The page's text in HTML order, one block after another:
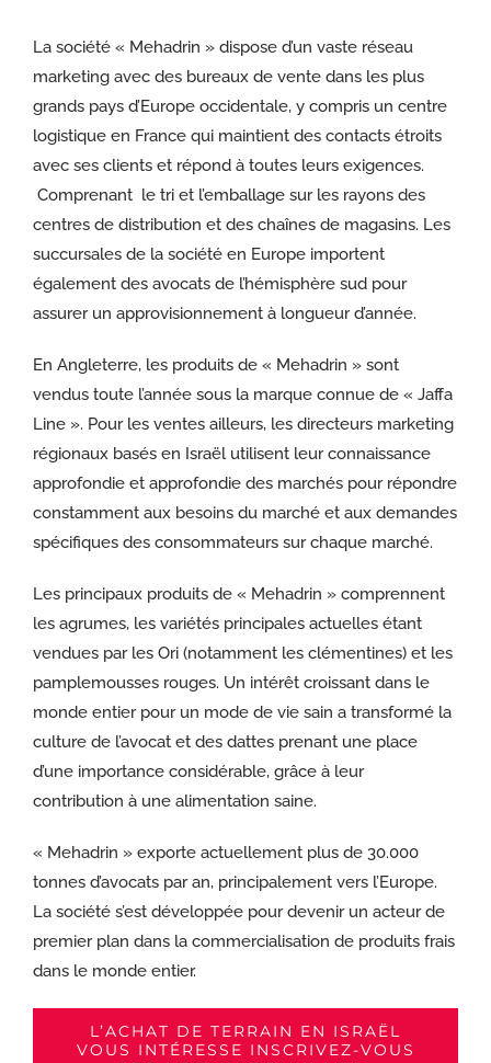
La société « Mehadrin » dispose d’un vaste réseau
marketing avec des bureaux de vente dans les plus
grands pays d’Europe occidentale, y compris un centre
logistique en France qui maintient des contacts étroits
avec ses clients et répond à toutes leurs exigences.
Comprenant le tri et l’emballage sur les rayons des
centres de distribution et des chaînes de magasins. Les
succursales de la société en Europe importent
également des avocats de l’hémisphère sud pour
assurer un approvisionnement à longueur d’année.
En Angleterre, les produits de « Mehadrin » sont
vendus toute l’année sous la marque connue de « Jaffa
Line ». Pour les ventes ailleurs, les directeurs marketing
régionaux basés en Israël utilisent leur connaissance
approfondie et approfondie des marchés pour répondre
constamment aux besoins du marché et aux demandes
spécifiques des consommateurs sur chaque marché.
Les principaux produits de « Mehadrin » comprennent
les agrumes, les variétés principales actuelles étant
vendues par les Ori (notamment les clémentines) et les
pamplemousses rouges. Un intérêt croissant dans le
monde entier pour un mode de vie sain a transformé la
culture de l’avocat et des dattes prenant une place
d’une importance considérable, grâce à leur
contribution à une alimentation saine.
« Mehadrin » exporte actuellement plus de 30.000
tonnes d’avocats par an, principalement vers l’Europe.
La société s’est développée pour devenir un acteur de
premier plan dans la commercialisation de produits frais
dans le monde entier.
L’ACHAT DE TERRAIN EN ISRAËL
VOUS INTÉRESSE INSCRIVEZ-VOUS